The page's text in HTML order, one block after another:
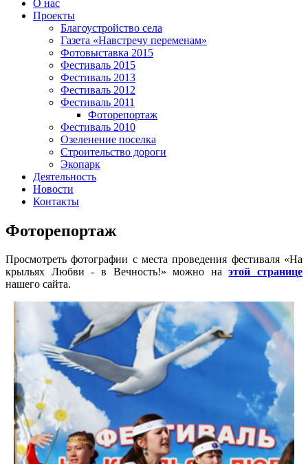
О нас
Проекты
Благоустройство села
Газета «Навстречу переменам»
Фотовыставка 2015
Фестиваль 2015
Фестиваль 2013
Фестиваль 2012
Фестиваль 2011
Фоторепортаж
Фестиваль 2010
Озеленение поселка
Строительство дороги
Экопарк
Деятельность
Новости
Контакты
Фоторепортаж
Просмотреть фотографии с места проведения фестиваля «На
крыльях Любви - в Вечность!» можно наэтой странице
нашего сайта.